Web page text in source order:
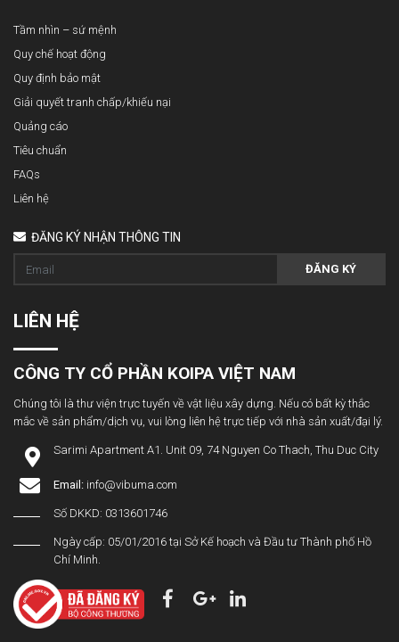
Tầm nhìn – sứ mệnh
Quy chế hoạt động
Quy định bảo mật
Giải quyết tranh chấp/khiếu nại
Quảng cáo
Tiêu chuẩn
FAQs
Liên hệ
ĐĂNG KÝ NHẬN THÔNG TIN
ĐĂNG KÝ
LIÊN HỆ
CÔNG TY CỔ PHẦN KOIPA VIỆT NAM
Chúng tôi là thư viện trực tuyến về vật liệu xây dựng. Nếu có bất kỳ thắc
mắc về sản phẩm/dịch vụ, vui lòng liên hệ trực tiếp với nhà sản xuất/đại lý.
Sarimi Apartment A1. Unit 09, 74 Nguyen Co Thach, Thu Duc City
Email: info@vibuma.com
Số DKKD: 0313601746
Ngày cấp: 05/01/2016 tại Sở Kế hoạch và Đầu tư Thành phố Hồ
Chí Minh.